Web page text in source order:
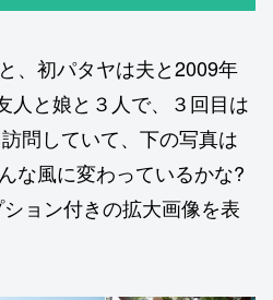
、初パタヤは夫と2009年
人と娘と３人で、３回目は
問していて、下の写真は
な風に変わっているかな?
ョン付きの拡大画像を表